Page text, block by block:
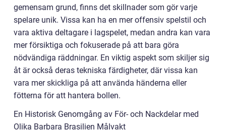
gemensam grund, finns det skillnader som gör varje
spelare unik. Vissa kan ha en mer offensiv spelstil och
vara aktiva deltagare i lagspelet, medan andra kan vara
mer försiktiga och fokuserade på att bara göra
nödvändiga räddningar. En viktig aspekt som skiljer sig
åt är också deras tekniska färdigheter, där vissa kan
vara mer skickliga på att använda händerna eller
fötterna för att hantera bollen.
En Historisk Genomgång av För- och Nackdelar med
Olika Barbara Brasilien Målvakt